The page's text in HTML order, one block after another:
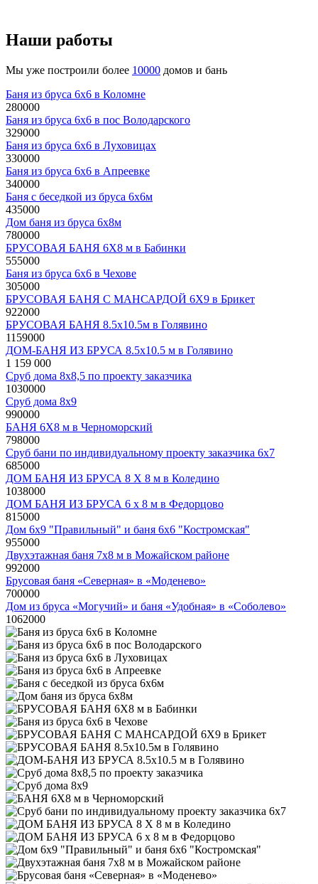
Наши работы
Мы уже построили более 10000 домов и бань
Баня из бруса 6x6 в Коломне
280000
Баня из бруса 6x6 в пос Володарского
329000
Баня из бруса 6x6 в Луховицах
330000
Баня из бруса 6x6 в Апреевке
340000
Баня с беседкой из бруса 6х6м
435000
Дом баня из бруса 6х8м
780000
БРУСОВАЯ БАНЯ 6Х8 м в Бабинки
555000
Баня из бруса 6x6 в Чехове
305000
БРУСОВАЯ БАНЯ С МАНСАРДОЙ 6Х9 в Брикет
922000
БРУСОВАЯ БАНЯ 8.5х10.5м в Голявино
1159000
ДОМ-БАНЯ ИЗ БРУСА 8.5х10.5 м в Голявино
1 159 000
Сруб дома 8х8,5 по проекту заказчика
1030000
Сруб дома 8х9
990000
БАНЯ 6Х8 м в Черноморский
798000
Сруб бани по индивидуальному проекту заказчика 6х7
685000
ДОМ БАНЯ ИЗ БРУСА 8 Х 8 м в Коледино
1038000
ДОМ БАНЯ ИЗ БРУСА 6 х 8 м в Федорцово
815000
Дом 6х9 "Правильный" и баня 6х6 "Костромская"
955000
Двухэтажная баня 7х8 м в Можайском районе
992000
Брусовая баня «Северная» в «Моденево»
700000
Дом из бруса «Могучий» и баня «Удобная» в «Соболево»
1062000